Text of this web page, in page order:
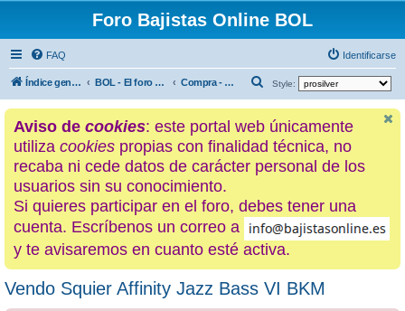
Foro Bajistas Online BOL
FAQ Identificarse
Índice general BOL - El foro de los hijos de La Ciénaga Compra - Venta - Cambios Style:
u
c
a
Aviso de cookies: este portal web únicamente
utiliza cookies propias con finalidad técnica, no
recaba ni cede datos de carácter personal de los
usuarios sin su conocimiento.
Si quieres participar en el foro, debes tener una
cuenta. Escríbenos un correo a
y te avisaremos en cuanto esté activa.
Vendo Squier Affinity Jazz Bass VI BKM